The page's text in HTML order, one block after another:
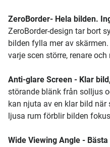
ZeroBorder- Hela bilden.
ZeroBorder-design tar bort
bilden fylla mer av
varje scen större, renare
Anti-glare Screen - Klar
störande blänk från solljus
kan njuta av en klar bild när
ljusa rum förblir bilden
Wide Viewing Angle -